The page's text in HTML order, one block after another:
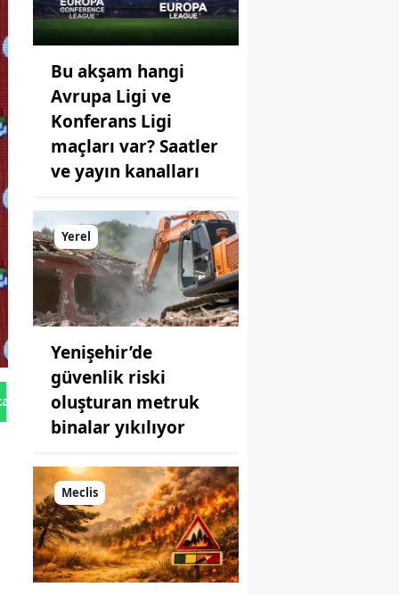
Gönder
Bu akşam hangi
Avrupa Ligi ve
Konferans Ligi
maçları var? Saatler
ve yayın kanalları
Yerel
Yenişehir’de
güvenlik riski
oluşturan metruk
binalar yıkılıyor
Meclis